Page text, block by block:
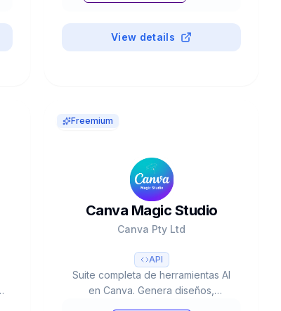
View details
Freemium
Canva Magic Studio
Canva Pty Ltd
API
Suite completa de herramientas AI
en Canva. Genera diseños,